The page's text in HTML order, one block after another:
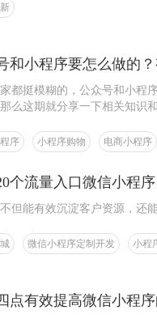
和小程序要怎么做的
都挺模糊的，公众号和小程
么这期就分享一下相关知识
序 小程序购物 电商小程序
个流量入口微信小程
但能有效沉淀客户资源，还
微信小程序定制开发 小程
点有效提高微信小程